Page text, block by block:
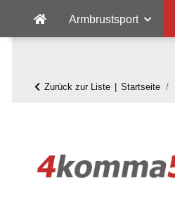
Armbrustsport
Zurück zur Liste Startseite